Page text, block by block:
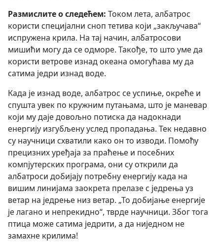
Размислите о следећем: Током лета, албатрос
користи специјални сноп тетива који „закључава“
испружена крила. На тај начин, албатросови
мишићи могу да се одморе. Такође, то што уме да
користи ветрове изнад океана омогућава му да
сатима једри изнад воде.
Када је изнад воде, албатрос се успиње, окреће и
спушта увек по кружним путањама, што је маневар
који му даје довољно потиска да надокнади
енергију изгубљену услед пропадања. Тек недавно
су научници схватили како он то изводи. Помоћу
прецизних уређаја за праћење и посебних
компјутерских програма, они су открили да
албатроси добијају потребну енергију када на
вишим линијама заокрета прелазе с једрења уз
ветар на једрење низ ветар. „То добијање енергије
је лагано и непрекидно“, тврде научници. Због тога
птица може сатима једрити, а да ниједном не
замахне крилима!